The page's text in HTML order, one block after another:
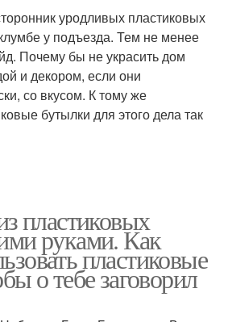
уродливых пластиковых
у подъезда. Тем не менее
Почему бы не украсить дом
и декором, если они
со вкусом. К тому же
бутылки для этого дела так
пластиковых
руками. Как
пластиковые
о тебе заговорил